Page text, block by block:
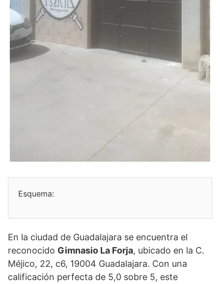
Esquema:
En la ciudad de Guadalajara se encuentra el
reconocido Gimnasio La Forja, ubicado en la C.
Méjico, 22, c6, 19004 Guadalajara. Con una
calificación perfecta de 5,0 sobre 5, este